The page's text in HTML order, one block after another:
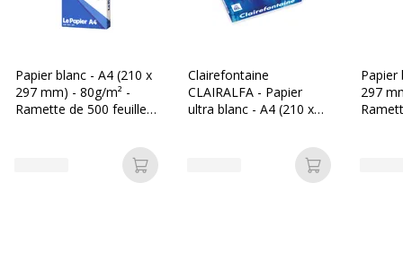
Papier blanc - A4 (210 x
297 mm) - 80g/m² -
Ramette de 500 feuilles
Ajouter au panier
Clairefontaine
CLAIRALFA - Papier
ultra blanc - A4 (210 x
Ajouter au
Papier
297